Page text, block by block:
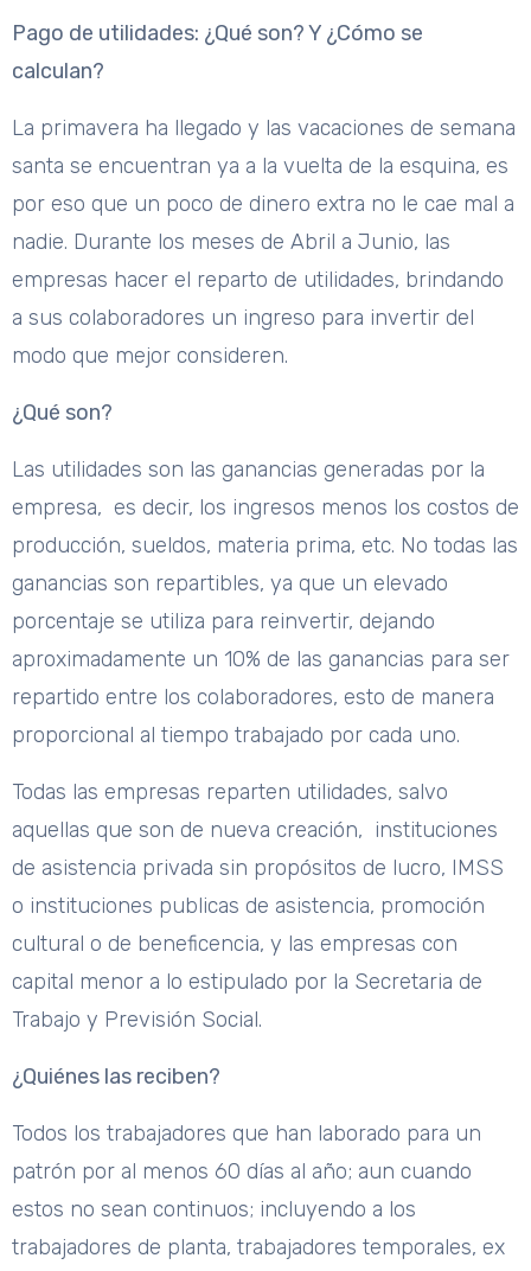
Pago de utilidades: ¿Qué son? Y ¿Cómo se
calculan?
La primavera ha llegado y las vacaciones de semana
santa se encuentran ya a la vuelta de la esquina, es
por eso que un poco de dinero extra no le cae mal a
nadie. Durante los meses de Abril a Junio, las
empresas hacer el reparto de utilidades, brindando
a sus colaboradores un ingreso para invertir del
modo que mejor consideren.
¿Qué son?
Las utilidades son las ganancias generadas por la
empresa, es decir, los ingresos menos los costos de
producción, sueldos, materia prima, etc. No todas las
ganancias son repartibles, ya que un elevado
porcentaje se utiliza para reinvertir, dejando
aproximadamente un 10% de las ganancias para ser
repartido entre los colaboradores, esto de manera
proporcional al tiempo trabajado por cada uno.
Todas las empresas reparten utilidades, salvo
aquellas que son de nueva creación, instituciones
de asistencia privada sin propósitos de lucro, IMSS
o instituciones publicas de asistencia, promoción
cultural o de beneficencia, y las empresas con
capital menor a lo estipulado por la Secretaria de
Trabajo y Previsión Social.
¿Quiénes las reciben?
Todos los trabajadores que han laborado para un
patrón por al menos 60 días al año; aun cuando
estos no sean continuos; incluyendo a los
trabajadores de planta, trabajadores temporales, ex